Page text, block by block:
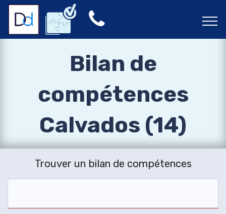
Bilan de
compétences
Calvados (14)
Trouver un bilan de compétences